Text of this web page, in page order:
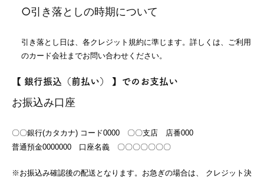
○引き落としの時期について
引き落とし日は、各クレジット規約に準じます。詳しくは、ご利用
のカード会社までお問い合わせください。
【 銀行振込（前払い） 】でのお支払い
お振込み口座
〇〇銀行(カタカナ) コード0000 〇〇支店 店番000
普通預金0000000 口座名義 〇〇〇〇〇〇〇
※お振込み確認後の配送となります。お急ぎの場合は、 クレジット決